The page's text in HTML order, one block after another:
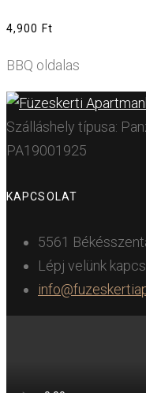
4,900 Ft
BBQ oldalas
Szálláshely típusa:
PA19001925
KAPCSOLAT
5561
Lépj velünk